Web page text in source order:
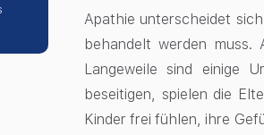
Apathie unterscheidet
behandelt werden muss.
Langeweile sind einige
beseitigen, spielen die
Kinder frei fühlen, ihre